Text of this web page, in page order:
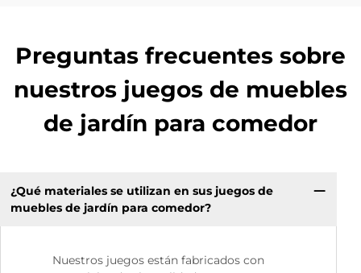
Preguntas frecuentes sobre
nuestros juegos de muebles
de jardín para comedor
¿Qué materiales se utilizan en sus juegos de
muebles de jardín para comedor?
Nuestros juegos están fabricados con